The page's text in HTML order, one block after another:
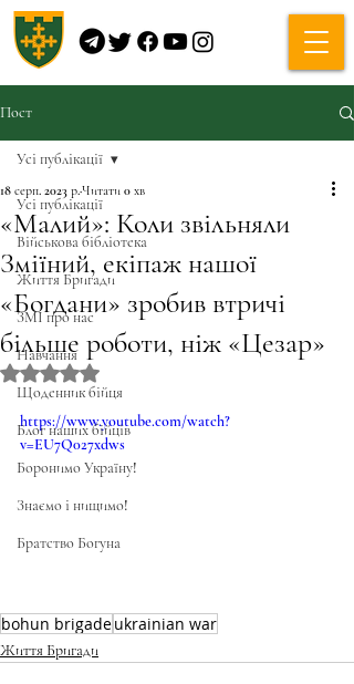
Пост
Усі публікації
Військова бібліотека
Життя Бригади
ЗМІ про нас
Навчання
Щоденник бійця
Блог наших бійців
Боронимо Україну!
Знаємо і нищимо!
Братство Богуна
Усі публікації
«Малий»: Коли звільняли
Зміїний, екіпаж нашої
«Богдани» зробив втричі
більше роботи, ніж «Цезар»
18 серп. 2023 р.Читати 0 хв
Оцінка: NaN з 5 зірок.
https://www.youtube.com/watch?
v=EU7Q027xdws
bohun brigadeukrainian war
Життя Бригади